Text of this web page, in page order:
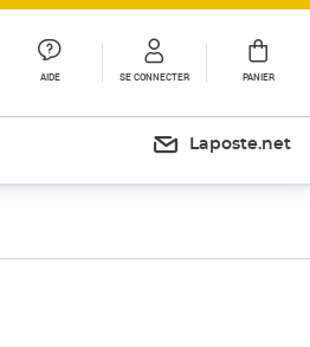
AIDE SE CONNECTER PANIER
Laposte.net